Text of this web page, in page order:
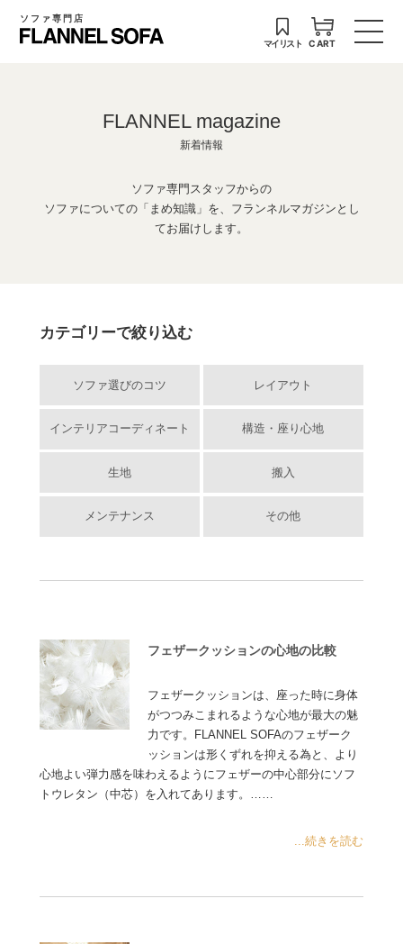
ソファ専門店
マイリスト CART
FLANNEL magazine
新着情報
ソファ専門スタッフからの
ソファについての「まめ知識」を、フランネルマガジンとし
てお届けします。
カテゴリーで絞り込む
ソファ選びのコツ レイアウト
インテリアコーディネート 構造・座り心地
生地 搬入
メンテナンス その他
フェザークッションの心地の比較
フェザークッションは、座った時に身体
がつつみこまれるような心地が最大の魅
力です。FLANNEL SOFAのフェザーク
ッションは形くずれを抑える為と、より
心地よい弾力感を味わえるようにフェザーの中心部分にソフ
トウレタン（中芯）を入れてあります。……
...続きを読む